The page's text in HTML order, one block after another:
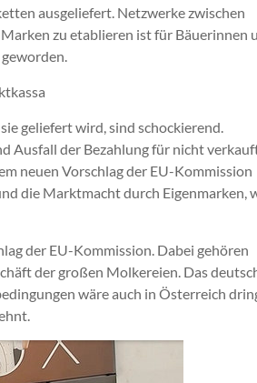
ausgeliefert. Netzwerke zwischen
zu etablieren ist für Bäuerinnen
geliefert wird, sind schockierend.
Ausfall der Bezahlung für nicht
neuen Vorschlag der EU-Kommission
die Marktmacht durch Eigenmarken,
der EU-Kommission. Dabei gehören
der großen Molkereien. Das
wäre auch in Österreich